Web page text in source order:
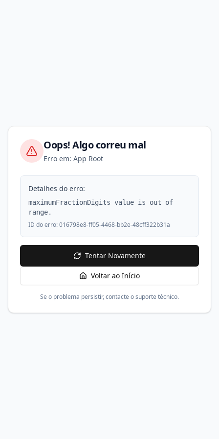
Oops! Algo correu mal
Erro em: App Root
Detalhes do erro:
maximumFractionDigits value is out of
range.
ID do erro:016798e8-ff05-4468-bb2e-48cff322b31a
Tentar Novamente
Voltar ao Início
Se o problema persistir, contacte o suporte técnico.